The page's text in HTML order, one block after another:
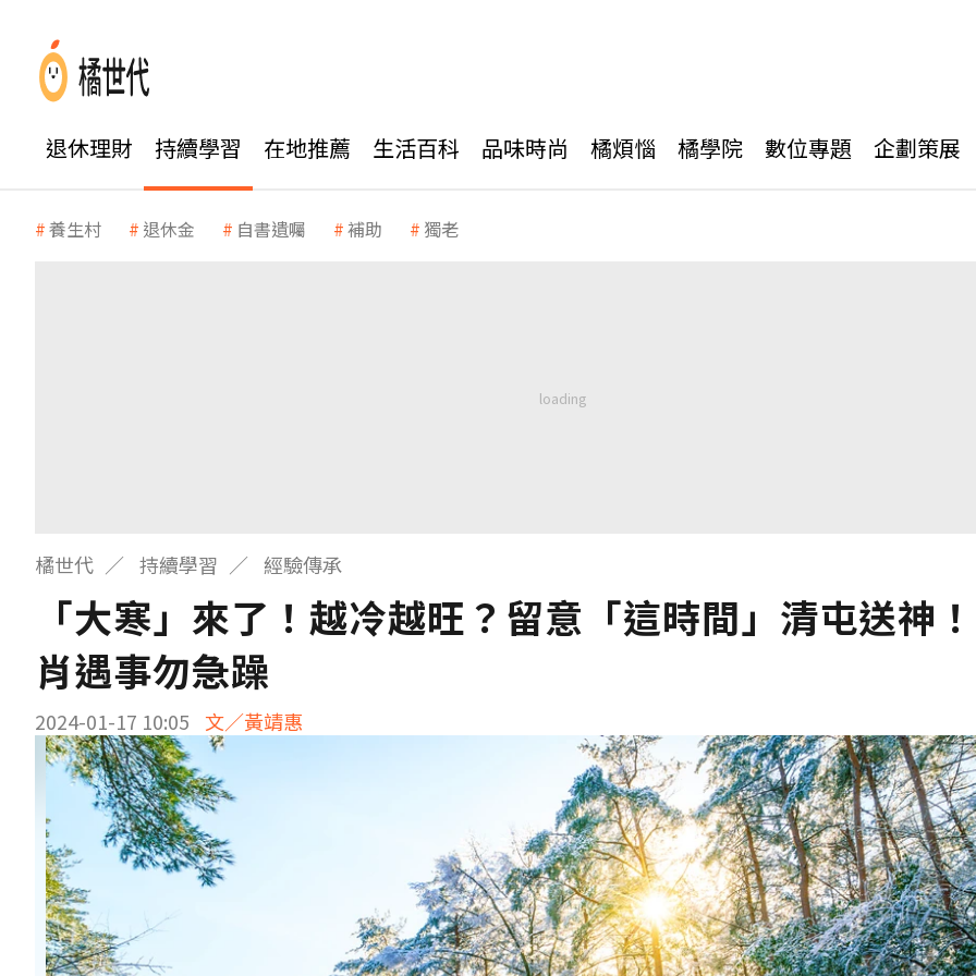
退休理財 持續學習 在地推薦 生活百科 品味時尚 橘煩惱 橘學院 數位專題 企劃策展
養生村 退休金 自書遺囑 補助 獨老
橘世代 持續學習 經驗傳承
「大寒」來了！越冷越旺？留意「這時間」清屯送神
肖遇事勿急躁
2024-01-17 10:05 文／黃靖惠